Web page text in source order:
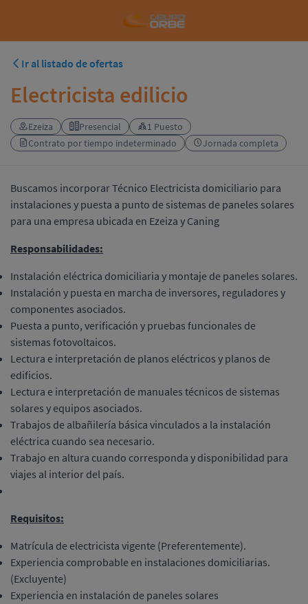
Ir al listado de ofertas
Electricista edilicio
Ezeiza Presencial
1 Puesto
Contrato por tiempo indeterminado
Jornada completa
Buscamos incorporar Técnico Electricista domiciliario para
instalaciones y puesta a punto de sistemas de paneles solares
para una empresa ubicada en Ezeiza y Caning
Responsabilidades:
Instalación eléctrica domiciliaria y montaje de paneles solares.
Instalación y puesta en marcha de inversores, reguladores y
componentes asociados.
Puesta a punto, verificación y pruebas funcionales de
sistemas fotovoltaicos.
Lectura e interpretación de planos eléctricos y planos de
edificios.
Lectura e interpretación de manuales técnicos de sistemas
solares y equipos asociados.
Trabajos de albañilería básica vinculados a la instalación
eléctrica cuando sea necesario.
Trabajo en altura cuando corresponda y disponibilidad para
viajes al interior del país.
Requisitos:
Matrícula de electricista vigente (Preferentemente).
Experiencia comprobable en instalaciones domiciliarias.
(Excluyente)
Experiencia en instalación de paneles solares